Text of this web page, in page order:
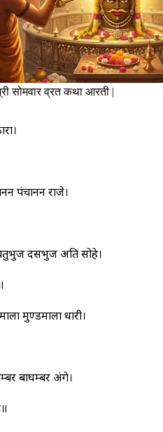
सोमवार व्रत कथा आरती |
पंचानन राजे।
दसभुज अति सोहे।
मुण्डमाला धारी।
बाघम्बर अंगे।